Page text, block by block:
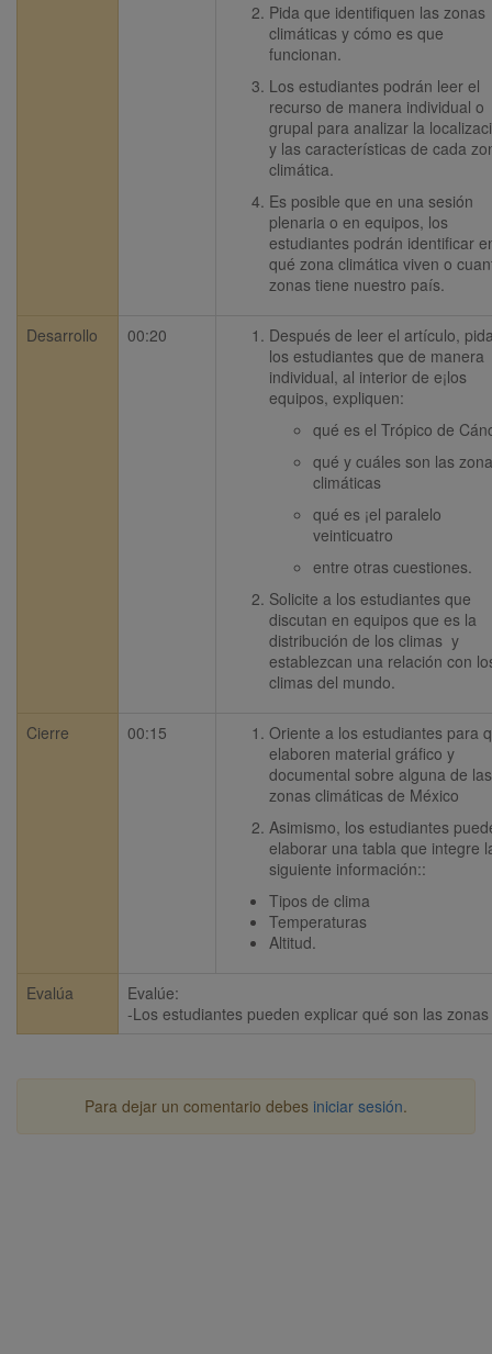
Pida que identifiquen las zonas
climáticas y cómo es que
funcionan.
Los estudiantes podrán leer el
recurso de manera individual o
grupal para analizar la
y las características de cada
climática.
Es posible que en una sesión
plenaria o en equipos, los
estudiantes podrán identificar
qué zona climática viven o
zonas tiene nuestro país.
Desarrollo 00:20
Después de leer el artículo,
los estudiantes que de manera
individual, al interior de e¡los
equipos, expliquen:
qué es el Trópico de
qué y cuáles son las
climáticas
qué es ¡el paralelo
veinticuatro
entre otras cuestiones.
Solicite a los estudiantes que
discutan en equipos que es la
distribución de los climas  y
establezcan una relación con
climas del mundo.
Cierre 00:15
Oriente a los estudiantes para
elaboren material gráfico y
documental sobre alguna de
zonas climáticas de México
Asimismo, los estudiantes
elaborar una tabla que integre
siguiente información::
Tipos de clima
Temperaturas
Altitud.
Evalúa
Evalúe:
-Los estudiantes pueden explicar qué son las
Para dejar un comentario debes iniciar sesión.